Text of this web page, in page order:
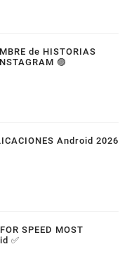
de HISTORIAS
🟣
Android 2026
SPEED MOST
✅